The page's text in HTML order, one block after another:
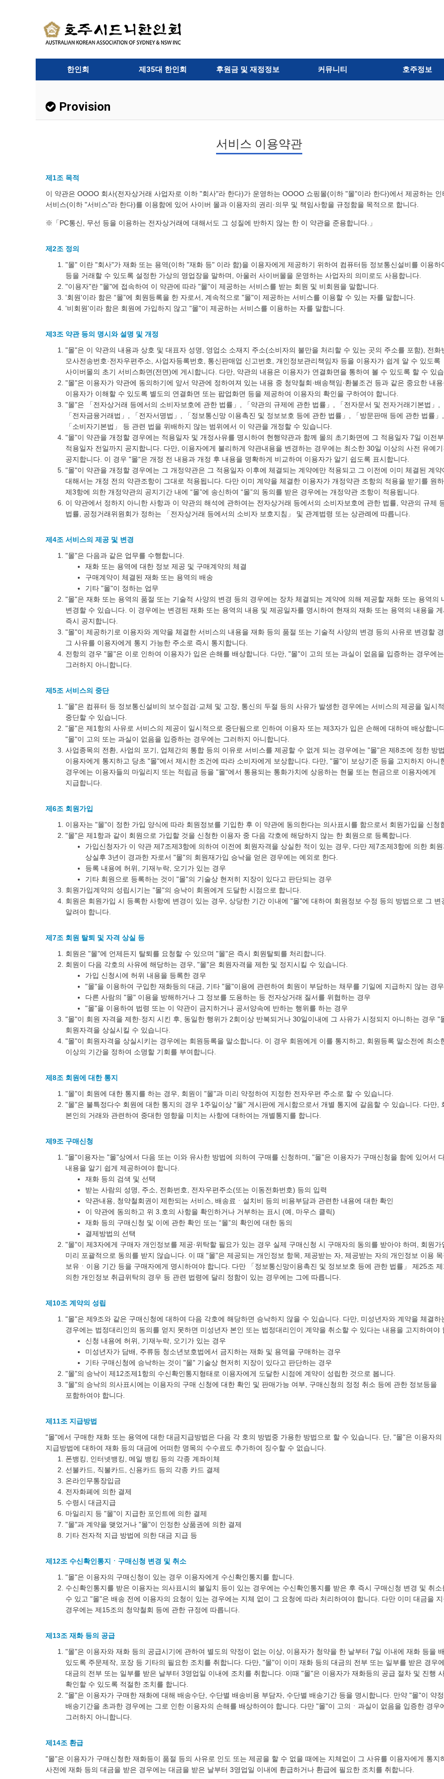
한인회 제35대 한인회 후원금 및 재정정보 커뮤니티 호주정보
Provision
서비스 이용약관
제1조 목적
이 약관은 OOOO 회사(전자상거래 사업자로 이하 "회사"라 한다)가 운영하는 OOOO 쇼핑몰(이하 "몰"이라 한다)에서 제공하는 인
서비스(이하 "서비스"라 한다)를 이용함에 있어 사이버 몰과 이용자의 권리·의무 및 책임사항을 규정함을 목적으로 합니다.
※「PC통신, 무선 등을 이용하는 전자상거래에 대해서도 그 성질에 반하지 않는 한 이 약관을 준용합니다.」
제2조 정의
"몰" 이란 "회사"가 재화 또는 용역(이하 "재화 등" 이라 함)을 이용자에게 제공하기 위하여 컴퓨터등 정보통신설비를 이용하
등을 거래할 수 있도록 설정한 가상의 영업장을 말하며, 아울러 사이버몰을 운영하는 사업자의 의미로도 사용합니다.
"이용자"란 "몰"에 접속하여 이 약관에 따라 "몰"이 제공하는 서비스를 받는 회원 및 비회원을 말합니다.
'회원'이라 함은 “몰”에 회원등록을 한 자로서, 계속적으로 "몰"이 제공하는 서비스를 이용할 수 있는 자를 말합니다.
'비회원'이라 함은 회원에 가입하지 않고 "몰"이 제공하는 서비스를 이용하는 자를 말합니다.
제3조 약관 등의 명시와 설명 및 개정
"몰"은 이 약관의 내용과 상호 및 대표자 성명, 영업소 소재지 주소(소비자의 불만을 처리할 수 있는 곳의 주소를 포함), 전화
모사전송번호·전자우편주소, 사업자등록번호, 통신판매업 신고번호, 개인정보관리책임자 등을 이용자가 쉽게 알 수 있도록
사이버몰의 초기 서비스화면(전면)에 게시합니다. 다만, 약관의 내용은 이용자가 연결화면을 통하여 볼 수 있도록 할 수 있습
"몰"은 이용자가 약관에 동의하기에 앞서 약관에 정하여져 있는 내용 중 청약철회·배송책임·환불조건 등과 같은 중요한 내용
이용자가 이해할 수 있도록 별도의 연결화면 또는 팝업화면 등을 제공하여 이용자의 확인을 구하여야 합니다.
"몰"은 「전자상거래 등에서의 소비자보호에 관한 법률」, 「약관의 규제에 관한 법률」, 「전자문서 및 전자거래기본법」,
「전자금융거래법」, 「전자서명법」, 「정보통신망 이용촉진 및 정보보호 등에 관한 법률」, 「방문판매 등에 관한 법률」,
「소비자기본법」 등 관련 법을 위배하지 않는 범위에서 이 약관을 개정할 수 있습니다.
"몰"이 약관을 개정할 경우에는 적용일자 및 개정사유를 명시하여 현행약관과 함께 몰의 초기화면에 그 적용일자 7일 이전
적용일자 전일까지 공지합니다. 다만, 이용자에게 불리하게 약관내용을 변경하는 경우에는 최소한 30일 이상의 사전 유예기
공지합니다. 이 경우 "몰“은 개정 전 내용과 개정 후 내용을 명확하게 비교하여 이용자가 알기 쉽도록 표시합니다.
"몰"이 약관을 개정할 경우에는 그 개정약관은 그 적용일자 이후에 체결되는 계약에만 적용되고 그 이전에 이미 체결된 계약
대해서는 개정 전의 약관조항이 그대로 적용됩니다. 다만 이미 계약을 체결한 이용자가 개정약관 조항의 적용을 받기를 원
제3항에 의한 개정약관의 공지기간 내에 “몰”에 송신하여 “몰”의 동의를 받은 경우에는 개정약관 조항이 적용됩니다.
이 약관에서 정하지 아니한 사항과 이 약관의 해석에 관하여는 전자상거래 등에서의 소비자보호에 관한 법률, 약관의 규제
법률, 공정거래위원회가 정하는 「전자상거래 등에서의 소비자 보호지침」 및 관계법령 또는 상관례에 따릅니다.
제4조 서비스의 제공 및 변경
"몰"은 다음과 같은 업무를 수행합니다.
재화 또는 용역에 대한 정보 제공 및 구매계약의 체결
구매계약이 체결된 재화 또는 용역의 배송
기타 "몰"이 정하는 업무
"몰"은 재화 또는 용역의 품절 또는 기술적 사양의 변경 등의 경우에는 장차 체결되는 계약에 의해 제공할 재화 또는 용역의
변경할 수 있습니다. 이 경우에는 변경된 재화 또는 용역의 내용 및 제공일자를 명시하여 현재의 재화 또는 용역의 내용을 게
즉시 공지합니다.
"몰"이 제공하기로 이용자와 계약을 체결한 서비스의 내용을 재화 등의 품절 또는 기술적 사양의 변경 등의 사유로 변경할
그 사유를 이용자에게 통지 가능한 주소로 즉시 통지합니다.
전항의 경우 "몰"은 이로 인하여 이용자가 입은 손해를 배상합니다. 다만, "몰"이 고의 또는 과실이 없음을 입증하는 경우에는
그러하지 아니합니다.
제5조 서비스의 중단
"몰"은 컴퓨터 등 정보통신설비의 보수점검·교체 및 고장, 통신의 두절 등의 사유가 발생한 경우에는 서비스의 제공을 일시
중단할 수 있습니다.
"몰"은 제1항의 사유로 서비스의 제공이 일시적으로 중단됨으로 인하여 이용자 또는 제3자가 입은 손해에 대하여 배상합니
"몰"이 고의 또는 과실이 없음을 입증하는 경우에는 그러하지 아니합니다.
사업종목의 전환, 사업의 포기, 업체간의 통합 등의 이유로 서비스를 제공할 수 없게 되는 경우에는 "몰"은 제8조에 정한 방
이용자에게 통지하고 당초 "몰"에서 제시한 조건에 따라 소비자에게 보상합니다. 다만, "몰"이 보상기준 등을 고지하지 아니
경우에는 이용자들의 마일리지 또는 적립금 등을 "몰"에서 통용되는 통화가치에 상응하는 현물 또는 현금으로 이용자에게
지급합니다.
제6조 회원가입
이용자는 "몰"이 정한 가입 양식에 따라 회원정보를 기입한 후 이 약관에 동의한다는 의사표시를 함으로서 회원가입을 신청
"몰"은 제1항과 같이 회원으로 가입할 것을 신청한 이용자 중 다음 각호에 해당하지 않는 한 회원으로 등록합니다.
가입신청자가 이 약관 제7조제3항에 의하여 이전에 회원자격을 상실한 적이 있는 경우, 다만 제7조제3항에 의한 회원
상실후 3년이 경과한 자로서 "몰"의 회원재가입 승낙을 얻은 경우에는 예외로 한다.
등록 내용에 허위, 기재누락, 오기가 있는 경우
기타 회원으로 등록하는 것이 "몰"의 기술상 현저히 지장이 있다고 판단되는 경우
회원가입계약의 성립시기는 "몰"의 승낙이 회원에게 도달한 시점으로 합니다.
회원은 회원가입 시 등록한 사항에 변경이 있는 경우, 상당한 기간 이내에 "몰"에 대하여 회원정보 수정 등의 방법으로 그 변
알려야 합니다.
제7조 회원 탈퇴 및 자격 상실 등
회원은 "몰"에 언제든지 탈퇴를 요청할 수 있으며 "몰"은 즉시 회원탈퇴를 처리합니다.
회원이 다음 각호의 사유에 해당하는 경우, "몰"은 회원자격을 제한 및 정지시킬 수 있습니다.
가입 신청시에 허위 내용을 등록한 경우
"몰"을 이용하여 구입한 재화등의 대금, 기타 "몰"이용에 관련하여 회원이 부담하는 채무를 기일에 지급하지 않는 경우
다른 사람의 "몰" 이용을 방해하거나 그 정보를 도용하는 등 전자상거래 질서를 위협하는 경우
"몰"을 이용하여 법령 또는 이 약관이 금지하거나 공서양속에 반하는 행위를 하는 경우
"몰"이 회원 자격을 제한·정지 시킨 후, 동일한 행위가 2회이상 반복되거나 30일이내에 그 사유가 시정되지 아니하는 경우 "
회원자격을 상실시킬 수 있습니다.
"몰"이 회원자격을 상실시키는 경우에는 회원등록을 말소합니다. 이 경우 회원에게 이를 통지하고, 회원등록 말소전에 최소
이상의 기간을 정하여 소명할 기회를 부여합니다.
제8조 회원에 대한 통지
"몰"이 회원에 대한 통지를 하는 경우, 회원이 "몰"과 미리 약정하여 지정한 전자우편 주소로 할 수 있습니다.
"몰"은 불특정다수 회원에 대한 통지의 경우 1주일이상 "몰" 게시판에 게시함으로서 개별 통지에 갈음할 수 있습니다. 다만,
본인의 거래와 관련하여 중대한 영향을 미치는 사항에 대하여는 개별통지를 합니다.
제9조 구매신청
"몰"이용자는 "몰"상에서 다음 또는 이와 유사한 방법에 의하여 구매를 신청하며, "몰"은 이용자가 구매신청을 함에 있어서
내용을 알기 쉽게 제공하여야 합니다.
재화 등의 검색 및 선택
받는 사람의 성명, 주소, 전화번호, 전자우편주소(또는 이동전화번호) 등의 입력
약관내용, 청약철회권이 제한되는 서비스, 배송료ㆍ설치비 등의 비용부담과 관련한 내용에 대한 확인
이 약관에 동의하고 위 3.호의 사항을 확인하거나 거부하는 표시 (예, 마우스 클릭)
재화 등의 구매신청 및 이에 관한 확인 또는 “몰”의 확인에 대한 동의
결제방법의 선택
"몰"이 제3자에게 구매자 개인정보를 제공·위탁할 필요가 있는 경우 실제 구매신청 시 구매자의 동의를 받아야 하며, 회원가
미리 포괄적으로 동의를 받지 않습니다. 이 때 "몰"은 제공되는 개인정보 항목, 제공받는 자, 제공받는 자의 개인정보 이용 목
보유ㆍ이용 기간 등을 구매자에게 명시하여야 합니다. 다만 「정보통신망이용촉진 및 정보보호 등에 관한 법률」 제25조 제
의한 개인정보 취급위탁의 경우 등 관련 법령에 달리 정함이 있는 경우에는 그에 따릅니다.
제10조 계약의 성립
"몰"은 제9조와 같은 구매신청에 대하여 다음 각호에 해당하면 승낙하지 않을 수 있습니다. 다만, 미성년자와 계약을 체결하
경우에는 법정대리인의 동의를 얻지 못하면 미성년자 본인 또는 법정대리인이 계약을 취소할 수 있다는 내용을 고지하여야
신청 내용에 허위, 기재누락, 오기가 있는 경우
미성년자가 담배, 주류등 청소년보호법에서 금지하는 재화 및 용역을 구매하는 경우
기타 구매신청에 승낙하는 것이 "몰" 기술상 현저히 지장이 있다고 판단하는 경우
"몰"의 승낙이 제12조제1항의 수신확인통지형태로 이용자에게 도달한 시점에 계약이 성립한 것으로 봅니다.
"몰"의 승낙의 의사표시에는 이용자의 구매 신청에 대한 확인 및 판매가능 여부, 구매신청의 정정 취소 등에 관한 정보등을
포함하여야 합니다.
제11조 지급방법
"몰"에서 구매한 재화 또는 용역에 대한 대금지급방법은 다음 각 호의 방법중 가용한 방법으로 할 수 있습니다. 단, "몰"은 이용자의
지급방법에 대하여 재화 등의 대금에 어떠한 명목의 수수료도 추가하여 징수할 수 없습니다.
폰뱅킹, 인터넷뱅킹, 메일 뱅킹 등의 각종 계좌이체
선불카드, 직불카드, 신용카드 등의 각종 카드 결제
온라인무통장입금
전자화폐에 의한 결제
수령시 대금지급
마일리지 등 "몰"이 지급한 포인트에 의한 결제
"몰"과 계약을 맺었거나 "몰"이 인정한 상품권에 의한 결제
기타 전자적 지급 방법에 의한 대금 지급 등
제12조 수신확인통지ㆍ구매신청 변경 및 취소
"몰"은 이용자의 구매신청이 있는 경우 이용자에게 수신확인통지를 합니다.
수신확인통지를 받은 이용자는 의사표시의 불일치 등이 있는 경우에는 수신확인통지를 받은 후 즉시 구매신청 변경 및 취소
수 있고 "몰"은 배송 전에 이용자의 요청이 있는 경우에는 지체 없이 그 요청에 따라 처리하여야 합니다. 다만 이미 대금을
경우에는 제15조의 청약철회 등에 관한 규정에 따릅니다.
제13조 재화 등의 공급
"몰"은 이용자와 재화 등의 공급시기에 관하여 별도의 약정이 없는 이상, 이용자가 청약을 한 날부터 7일 이내에 재화 등을
있도록 주문제작, 포장 등 기타의 필요한 조치를 취합니다. 다만, "몰"이 이미 재화 등의 대금의 전부 또는 일부를 받은 경우
대금의 전부 또는 일부를 받은 날부터 3영업일 이내에 조치를 취합니다. 이때 "몰"은 이용자가 재화등의 공급 절차 및 진행
확인할 수 있도록 적절한 조치를 합니다.
"몰"은 이용자가 구매한 재화에 대해 배송수단, 수단별 배송비용 부담자, 수단별 배송기간 등을 명시합니다. 만약 "몰"이 약정
배송기간을 초과한 경우에는 그로 인한 이용자의 손해를 배상하여야 합니다. 다만 "몰"이 고의ㆍ과실이 없음을 입증한 경우
그러하지 아니합니다.
제14조 환급
"몰"은 이용자가 구매신청한 재화등이 품절 등의 사유로 인도 또는 제공을 할 수 없을 때에는 지체없이 그 사유를 이용자에게 통지
사전에 재화 등의 대금을 받은 경우에는 대금을 받은 날부터 3영업일 이내에 환급하거나 환급에 필요한 조치를 취합니다.